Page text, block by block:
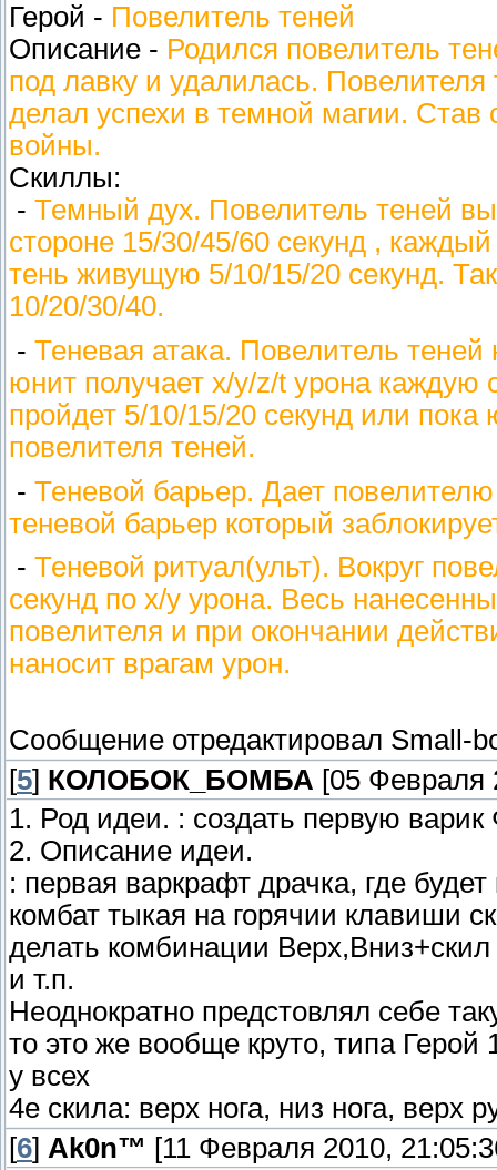
Герой - Повелитель теней
Описание - Родился повелитель
под лавку и удалилась.
делал успехи в темной магии. Став
войны.
Скиллы:
- Темный дух. Повелитель теней
стороне 15/30/45/60 секунд ,
тень живущую 5/10/15/20 секунд.
10/20/30/40.
- Теневая атака. Повелитель
юнит получает х/y/z/t урона каждую
пройдет 5/10/15/20 секунд или пока
повелителя теней.
- Теневой барьер. Дает
теневой барьер который
- Теневой ритуал(ульт). Вокруг
секунд по x/y урона. Весь
повелителя и при окончании
наносит врагам урон.
Сообщение отредактировал Small-
[5] КОЛОБОК_БОМБА [05 Февраля
1. Род идеи. : создать первую
2. Описание идеи.
: первая варкрафт драчка, где
комбат тыкая на горячии клавиши
делать комбинации
и т.п.
Неоднократно предстовлял себе
то это же вообще круто, типа Герой
у всех
4е скила: верх нога, низ нога, верх
[6] Ak0n™ [11 Февраля 2010,